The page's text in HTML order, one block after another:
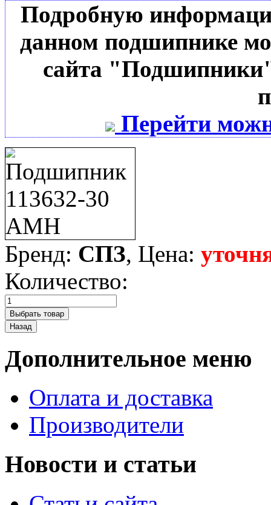
Подробную
данном подшипнике
сайта
Перейти
Бренд: СПЗ, Цена:
Количество:
Дополнительное меню
Оплата и доставка
Производители
Новости и статьи